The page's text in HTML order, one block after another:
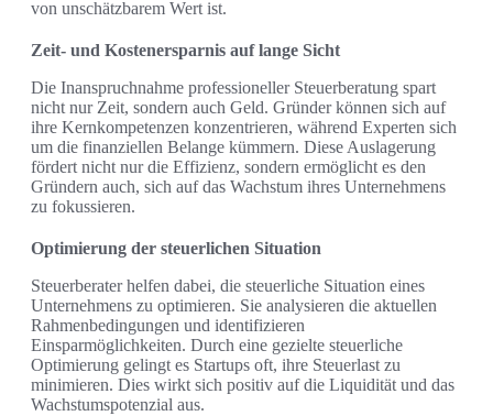
von unschätzbarem Wert ist.
Zeit- und Kostenersparnis auf lange Sicht
Die Inanspruchnahme professioneller Steuerberatung spart
nicht nur Zeit, sondern auch Geld. Gründer können sich auf
ihre Kernkompetenzen konzentrieren, während Experten sich
um die finanziellen Belange kümmern. Diese Auslagerung
fördert nicht nur die Effizienz, sondern ermöglicht es den
Gründern auch, sich auf das Wachstum ihres Unternehmens
zu fokussieren.
Optimierung der steuerlichen Situation
Steuerberater helfen dabei, die steuerliche Situation eines
Unternehmens zu optimieren. Sie analysieren die aktuellen
Rahmenbedingungen und identifizieren
Einsparmöglichkeiten. Durch eine gezielte steuerliche
Optimierung gelingt es Startups oft, ihre Steuerlast zu
minimieren. Dies wirkt sich positiv auf die Liquidität und das
Wachstumspotenzial aus.